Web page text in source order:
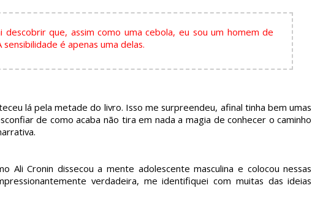
descobrir que, assim como uma cebola, eu sou um homem de
sensibilidade é apenas uma delas.
lá pela metade do livro. Isso me surpreendeu, afinal tinha bem umas
de como acaba não tira em nada a magia de conhecer o caminho
Ali Cronin dissecou a mente adolescente masculina e colocou nessas
verdadeira, me identifiquei com muitas das ideias